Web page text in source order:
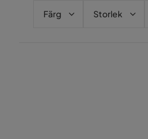
Färg Storlek